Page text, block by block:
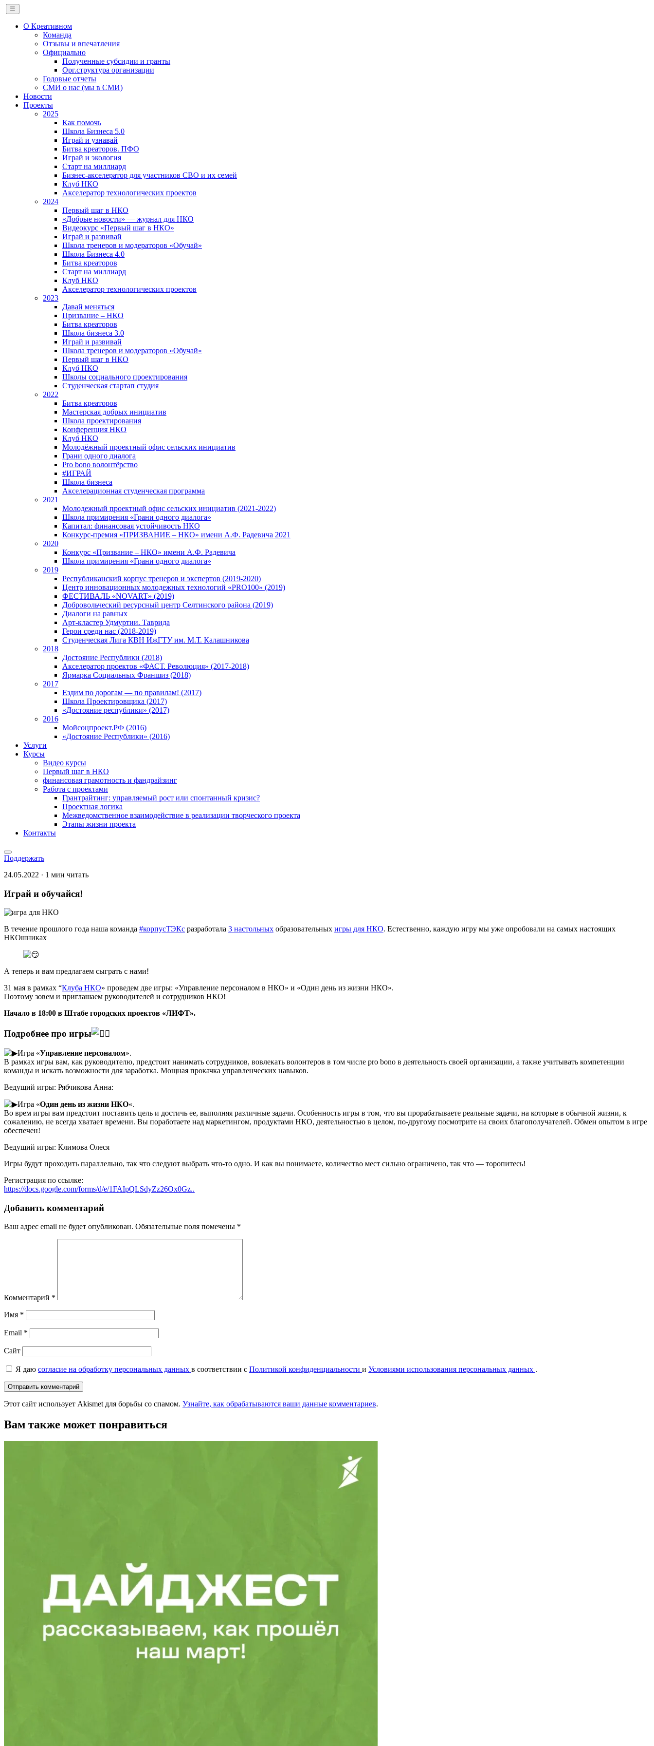
☰
О Креативном
Команда
Отзывы и впечатления
Официально
Полученные субсидии и гранты
Орг.структура организации
Годовые отчеты
СМИ о нас (мы в СМИ)
Новости
Проекты
2025
Как помочь
Школа Бизнеса 5.0
Играй и узнавай
Битва креаторов. ПФО
Играй и экология
Старт на миллиард
Бизнес-акселератор для участников СВО и их семей
Клуб НКО
Акселератор технологических проектов
2024
Первый шаг в НКО
«Добрые новости» — журнал для НКО
Видеокурс «Первый шаг в НКО»
Играй и развивай
Школа тренеров и модераторов «Обучай»
Школа Бизнеса 4.0
Битва креаторов
Старт на миллиард
Клуб НКО
Акселератор технологических проектов
2023
Давай меняться
Призвание – НКО
Битва креаторов
Школа бизнеса 3.0
Играй и развивай
Школа тренеров и модераторов «Обучай»
Первый шаг в НКО
Клуб НКО
Школы социального проектирования
Студенческая стартап студия
2022
Битва креаторов
Мастерская добрых инициатив
Школа проектирования
Конференция НКО
Клуб НКО
Молодёжный проектный офис сельских инициатив
Грани одного диалога
Pro bono волонтёрство
#ИГРАЙ
Школа бизнеса
Акселерационная студенческая программа
2021
Молодежный проектный офис сельских инициатив (2021-2022)
Школа примирения «Грани одного диалога»
Капитал: финансовая устойчивость НКО
Конкурс-премия «ПРИЗВАНИЕ – НКО» имени А.Ф. Радевича 2021
2020
Конкурс «Призвание – НКО» имени А.Ф. Радевича
Школа примирения «Грани одного диалога»
2019
Республиканский корпус тренеров и экспертов (2019-2020)
Центр инновационных молодежных технологий «PRO100» (2019)
ФЕСТИВАЛЬ «NOVART» (2019)
Добровольческий ресурсный центр Селтинского района (2019)
Диалоги на равных
Арт-кластер Удмуртии. Таврида
Герои среди нас (2018-2019)
Студенческая Лига КВН ИжГТУ им. М.Т. Калашникова
2018
Достояние Республики (2018)
Акселератор проектов «ФАСТ. Революция» (2017-2018)
Ярмарка Социальных Франшиз (2018)
2017
Ездим по дорогам — по правилам! (2017)
Школа Проектировщика (2017)
«Достояние республики» (2017)
2016
Мойсоцпроект.РФ (2016)
«Достояние Республики» (2016)
Услуги
Курсы
Видео курсы
Первый шаг в НКО
финансовая грамотность и фандрайзинг
Работа с проектами
Грантрайтинг: управляемый рост или спонтанный кризис?
Проектная логика
Межведомственное взаимодействие в реализации творческого проекта
Этапы жизни проекта
Контакты
Поддержать
24.05.2022 · 1 мин читать
Играй и обучайся!
В течение прошлого года наша команда #корпусТЭКс разработала 3 настольных образовательных игры для НКО. Естественно, каждую игру мы уже опробовали на самых настоящих
НКОшниках
А теперь и вам предлагаем сыграть с нами!
31 мая в рамках “Клуба НКО» проведем две игры: «Управление персоналом в НКО» и «Один день из жизни НКО».
Поэтому зовем и приглашаем руководителей и сотрудников НКО!
Начало в 18:00 в Штабе городских проектов «ЛИФТ».
Подробнее про игры
Игра «Управление персоналом».
В рамках игры вам, как руководителю, предстоит нанимать сотрудников, вовлекать волонтеров в том числе pro bono в деятельность своей организации, а также учитывать компетенции
команды и искать возможности для заработка. Мощная прокачка управленческих навыков.
Ведущий игры: Рябчикова Анна:
Игра «Один день из жизни НКО«.
Во врем игры вам предстоит поставить цель и достичь ее, выполняя различные задачи. Особенность игры в том, что вы прорабатываете реальные задачи, на которые в обычной жизни, к
сожалению, не всегда хватает времени. Вы поработаете над маркетингом, продуктами НКО, деятельностью в целом, по-другому посмотрите на своих благополучателей. Обмен опытом в игре
обеспечен!
Ведущий игры: Климова Олеся
Игры будут проходить параллельно, так что следуют выбрать что-то одно. И как вы понимаете, количество мест сильно ограничено, так что — торопитесь!
Регистрация по ссылке:
https://docs.google.com/forms/d/e/1FAIpQLSdyZz26Ox0Gz..
Добавить комментарий
Ваш адрес email не будет опубликован. Обязательные поля помечены *
Комментарий *
Имя *
Email *
Сайт
Я даю согласие на обработку персональных данных в соответствии с Политикой конфиденциальности и Условиями использования персональных данных .
Этот сайт использует Akismet для борьбы со спамом. Узнайте, как обрабатываются ваши данные комментариев.
Вам также может понравиться